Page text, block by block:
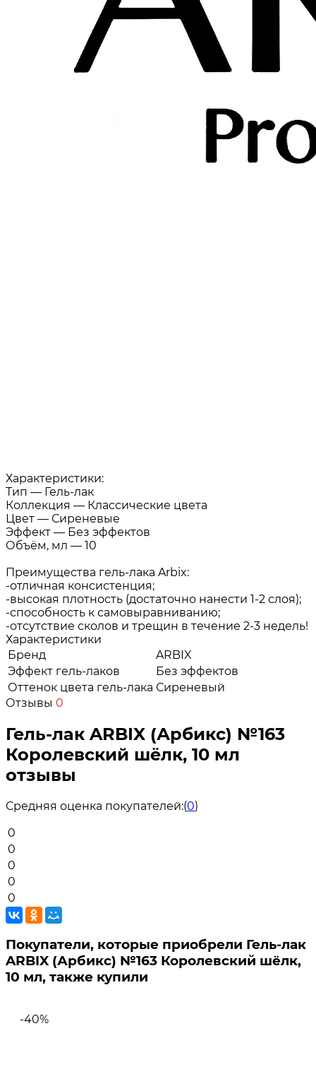
Характеристики:
Тип — Гель-лак
Коллекция — Классические цвета
Цвет — Сиреневые
Эффект — Без эффектов
Объём, мл — 10
Преимущества гель-лака Arbix:
-отличная консистенция;
-высокая плотность (достаточно нанести 1-2 слоя);
-способность к самовыравниванию;
-отсутствие сколов и трещин в течение 2-3 недель!
Характеристики
Бренд
ARBIX
Эффект гель-лаков
Без эффектов
Оттенок цвета гель-лака Сиреневый
Отзывы 0
Гель-лак ARBIX (Арбикс) №163
Королевский шёлк, 10 мл
отзывы
Средняя оценка покупателей:(0)
0
0
0
0
0
Покупатели, которые приобрели Гель-лак
ARBIX (Арбикс) №163 Королевский шёлк,
10 мл, также купили
-40%